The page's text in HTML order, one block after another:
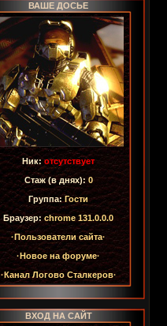
ВАШЕ ДОСЬЕ
Ник:отсутствует
Стаж (в днях): 0
Группа: Гости
Браузер: chrome 131.0.0.0
·Пользователи сайта·
·Новое на форуме·
·Канал Логово Сталкеров·
ВХОД НА САЙТ